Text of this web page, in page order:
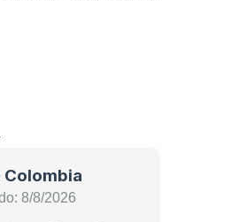
Colombia
8/8/2026